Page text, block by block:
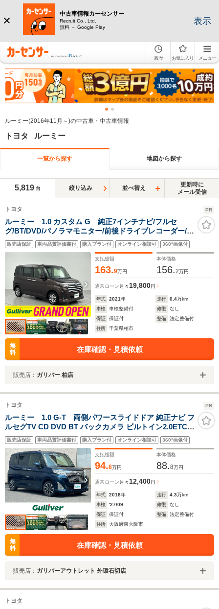
中古車情報カーセンサー
Recruit Co., Ltd.
無料 － Google Play
表示
履歴 お気に入り メニュー
ルーミー(2016年11月～)の中古車・中古車情報
トヨタ ルーミー
一覧から探す 地図から探す
5,819 台 絞り込み 並べ替え
更新時に
メール受信
トヨタ PR
ルーミー 1.0 カスタム G 純正7インチナビ/フルセ
グ/BT/DVD/パノラマモニター/前後ドライブレコーダー/パ
ーキングアシスト/スマートアシストIII/アダプティブクル
ーズコントロール/両側パワースライドドア/ビルトイン
販売店保証 車両品質評価書付 購入プラン付 オンライン相談可 360°画像付
支払総額
163.9万円
本体価格
156.2万円
通常ローン 月々19,800円
年式 2021年 走行 0.4万km
車検
車検整備付 修復
なし
保証
保証付 整備
法定整備付
住所
千葉県柏市
無
料
在庫確認・見積依頼
販売店： ガリバー 柏店
トヨタ PR
ルーミー 1.0 G-T 両側パワースライドドア 純正ナビ フ
ルセグTV CD DVD BT バックカメラ ビルトイン2.0ETC
スマートキー2個 クルーズコントロール ドラレコ 衝突軽
減ブレーキ LEDオートライト レーンアシスト ステリモ
禁煙車
販売店保証 車両品質評価書付 購入プラン付 オンライン相談可 360°画像付
支払総額
94.8万円
本体価格
88.8万円
通常ローン 月々12,400円
年式 2018年 走行 4.3万km
車検
'27/09 修復
なし
保証
保証付 整備
法定整備付
住所
大阪府東大阪市
無
料
在庫確認・見積依頼
販売店： ガリバーアウトレット 外環石切店
トヨタ